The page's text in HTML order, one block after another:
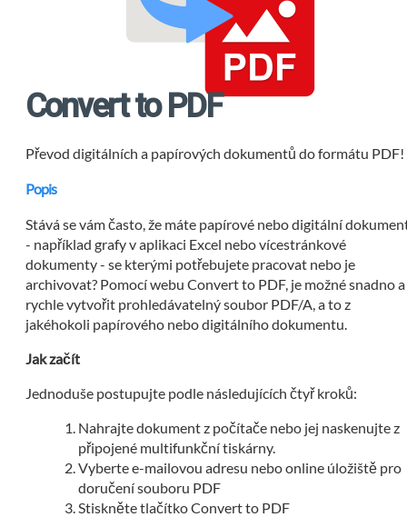
Convert to PDF
Převod digitálních a papírových dokumentů do formátu PDF!
Popis
Stává se vám často, že máte papírové nebo digitální
- například grafy v aplikaci Excel nebo vícestránkové
dokumenty - se kterými potřebujete pracovat nebo je
archivovat? Pomocí webu Convert to PDF, je možné snadno a
rychle vytvořit prohledávatelný soubor PDF/A, a to z
jakéhokoli papírového nebo digitálního dokumentu.
Jak začít
Jednoduše postupujte podle následujících čtyř kroků:
Nahrajte dokument z počítače nebo jej naskenujte z
připojené multifunkční tiskárny.
Vyberte e-mailovou adresu nebo online úložiště pro
doručení souboru PDF
Stiskněte tlačítko Convert to PDF